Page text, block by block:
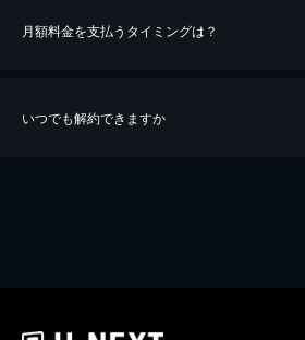
※40％ポイント還元の対象は、クレジットカード決済に
iOSアプリのUコイン決済による作品の購入 / レンタル
月額料金を支払うタイミングは？
いつでも解約できますか